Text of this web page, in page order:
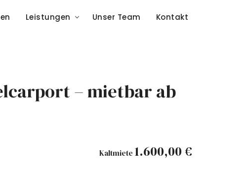
Leistungen Unser Team Kontakt
– mietbar ab
Kaltmiete 1.600,00 €